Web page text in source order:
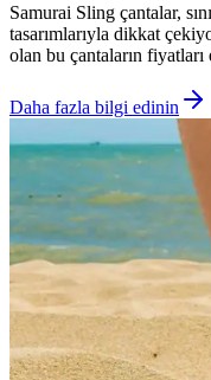
Samurai Sling çantalar,
tasarımlarıyla dikkat
olan bu çantaların fiyatları
Daha fazla bilgi edinin